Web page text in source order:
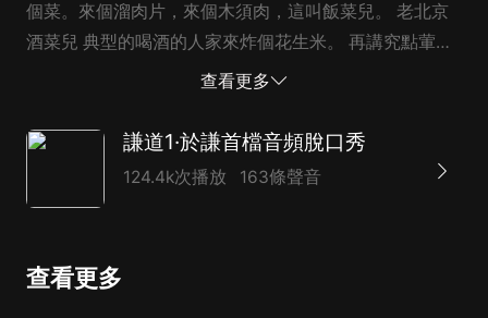
個菜。來個溜肉片，來個木須肉，這叫飯菜兒。 老北京
酒菜兒 典型的喝酒的人家來炸個花生米。 再講究點葷的
豬頭肉，蘿卜皮、肉皮凍兒、臭豆腐、干炸小黃魚兒。
擱點鹽啊，擱點醋啊，擱點香油，這也是很爽。 我師傅
跟我說過這麼一件事兒，我們相聲老前輩，於世德於先
梨切成絲兒，上面碼上金糕條，拿山楂罐頭連湯帶山楂倒
查看更多
謙道1·於謙首檔音頻脫口秀
124.4k次播放 163條聲音
查看更多